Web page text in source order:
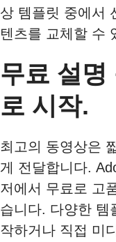
상 템플릿 중에서
텐츠를 교체할 수
무료 설명
로 시작.
최고의 동영상은
게 전달합니다.
저에서 무료로 고
습니다. 다양한 템
작하거나 직접 미